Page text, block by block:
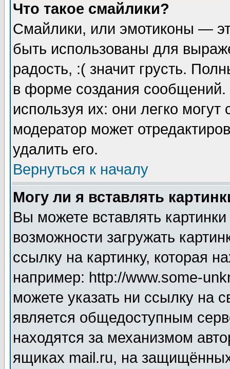
Что такое смайлики?
Смайлики, или эмотиконы —
быть использованы для
радость, :( значит грусть.
в форме создания сообщений.
используя их: они легко
модератор может
удалить его.
Вернуться к началу
Могу ли я вставлять
Вы можете вставлять
возможности загружать
ссылку на картинку, которая
например: http://www.some-
можете указать ни ссылку на
является общедоступным
находятся за механизмом
ящиках mail.ru, на